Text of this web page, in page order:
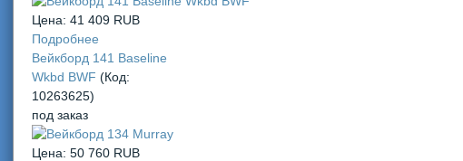
Цена: 41 409 RUB
Подробнее
Вейкборд 141 Baseline
Wkbd BWF (Код:
10263625)
под заказ
Цена: 50 760 RUB